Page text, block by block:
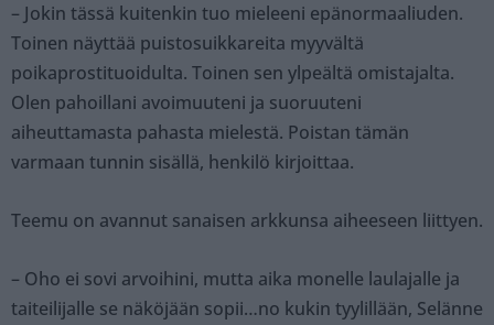
– Jokin tässä kuitenkin tuo mieleeni epänormaaliuden.
Toinen näyttää puistosuikkareita myyvältä
poikaprostituoidulta. Toinen sen ylpeältä omistajalta.
Olen pahoillani avoimuuteni ja suoruuteni
aiheuttamasta pahasta mielestä. Poistan tämän
varmaan tunnin sisällä, henkilö kirjoittaa.
Teemu on avannut sanaisen arkkunsa aiheeseen liittyen.
– Oho ei sovi arvoihini, mutta aika monelle laulajalle ja
taiteilijalle se näköjään sopii…no kukin tyylillään, Selänne